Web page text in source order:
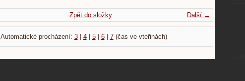
Další →
Zpět do složky
Automatické procházení: 3| 4| 5| 6| 7(čas ve vteřinách)